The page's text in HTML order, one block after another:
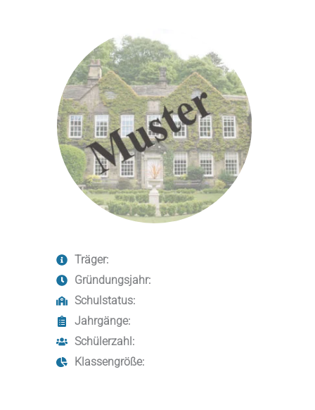
Träger:
Gründungsjahr:
Schulstatus:
Jahrgänge:
Schülerzahl:
Klassengröße: